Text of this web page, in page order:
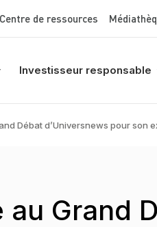
au
Top Menu
Centre de ressources
Investisseur responsable
Débat d’Universnews pour
au Grand